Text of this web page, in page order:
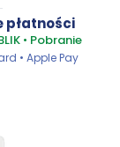
płatności
• Pobranie
• Apple Pay